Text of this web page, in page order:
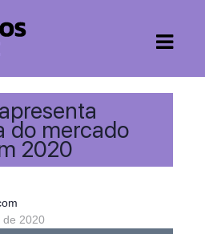
do mercado
2020
de 2020